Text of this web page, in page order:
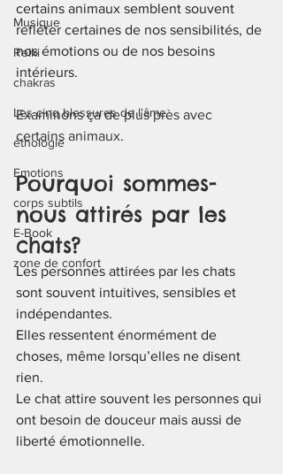
Musique
Reiki
chakras
Les cinq blessures de l'âme
éthologie
Emotions
corps subtils
E-Book
zone de confort
certains animaux semblent souvent
refléter certaines de nos sensibilités, de
nos émotions ou de nos besoins
intérieurs.
Examinons ça de plus près avec
certains animaux.
Pourquoi sommes-
nous attirés par les
chats?
Les personnes attirées par les chats
sont souvent intuitives, sensibles et
indépendantes.
Elles ressentent énormément de
choses, même lorsqu’elles ne disent
rien.
Le chat attire souvent les personnes qui
ont besoin de douceur mais aussi de
liberté émotionnelle.